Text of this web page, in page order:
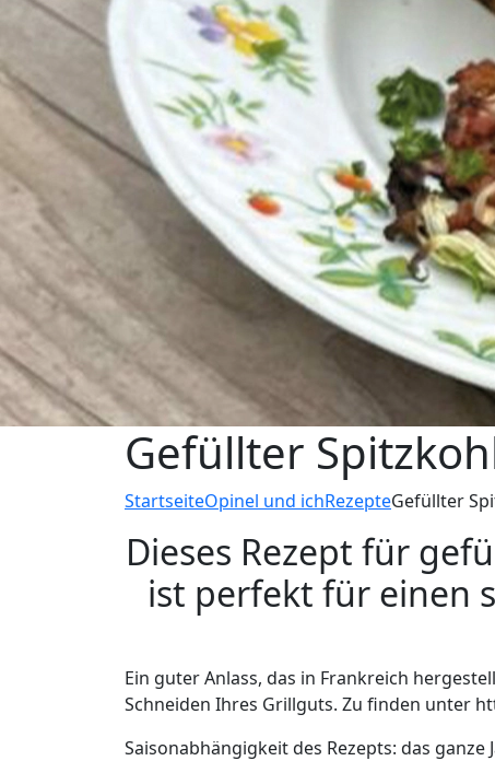
Gefüllter
StartseiteOpinel und ichRezepteGefüllter
Dieses Rezept für
ist perfekt für einen
Ein guter Anlass, das in Frankreich
Schneiden Ihres Grillguts. Zu finden unter
Saisonabhängigkeit des Rezepts: das ganze